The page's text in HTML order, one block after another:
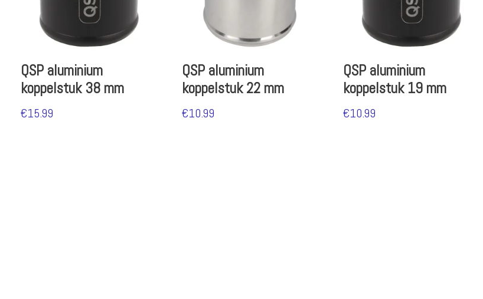
QSP aluminium
koppelstuk 38 mm
€15.99
QSP aluminium
koppelstuk 22 mm
€10.99
QSP aluminium
koppelstuk 19 mm
€10.99